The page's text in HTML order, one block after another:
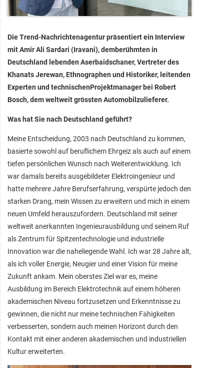
Die Trend-Nachrichtenagentur präsentiert ein Interview
mit Amir Ali Sardari (Iravani), demberühmten in
Deutschland lebenden Aserbaidschaner, Vertreter des
Khanats Jerewan, Ethnographen und Historiker, leitenden
Experten und technischenProjektmanager bei Robert
Bosch, dem weltweit grössten Automobilzulieferer.
Was hat Sie nach Deutschland geführt?
Meine Entscheidung, 2003 nach Deutschland zu kommen,
basierte sowohl auf beruflichem Ehrgeiz als auch auf einem
tiefen persönlichen Wunsch nach Weiterentwicklung. Ich
war damals bereits ausgebildeter Elektroingenieur und
hatte mehrere Jahre Berufserfahrung, verspürte jedoch den
starken Drang, mein Wissen zu erweitern und mich in einem
neuen Umfeld herauszufordern. Deutschland mit seiner
weltweit anerkannten Ingenieurausbildung und seinem Ruf
als Zentrum für Spitzentechnologie und industrielle
Innovation war die naheliegende Wahl. Ich war 28 Jahre alt,
als ich voller Energie, Neugier und einer Vision für meine
Zukunft ankam. Mein oberstes Ziel war es, meine
Ausbildung im Bereich Elektrotechnik auf einem höheren
akademischen Niveau fortzusetzen und Erkenntnisse zu
gewinnen, die nicht nur meine technischen Fähigkeiten
verbesserten, sondern auch meinen Horizont durch den
Kontakt mit einer anderen akademischen und industriellen
Kultur erweiterten.